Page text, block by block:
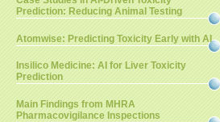
Prediction: Reducing Animal Testing
Atomwise: Predicting Toxicity Early with AI
Insilico Medicine: AI for Liver Toxicity
Prediction
Main Findings from MHRA
Pharmacovigilance Inspections